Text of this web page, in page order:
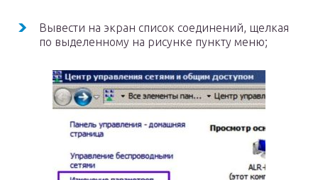
Вывести на экран список соединений, щелкая
по выделенному на рисунке пункту меню;